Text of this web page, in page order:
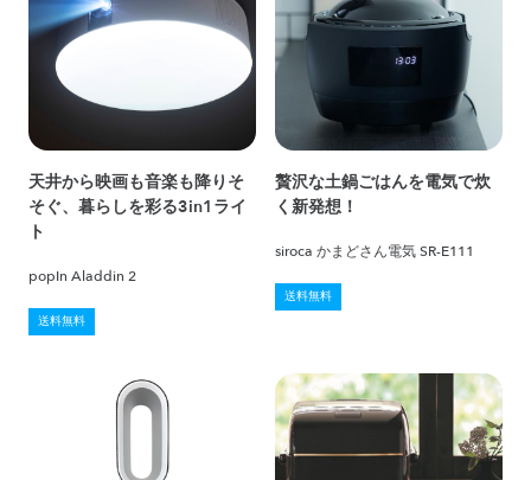
天井から映画も音楽も降りそ
そぐ、暮らしを彩る3in1ライ
ト
popIn Aladdin 2
送料無料
贅沢な土鍋ごはんを電気で炊
く新発想！
siroca かまどさん電気 SR-E111
送料無料